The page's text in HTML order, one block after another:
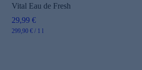
Vital Eau de Fresh
29,99 €
299,90 € / 1 l